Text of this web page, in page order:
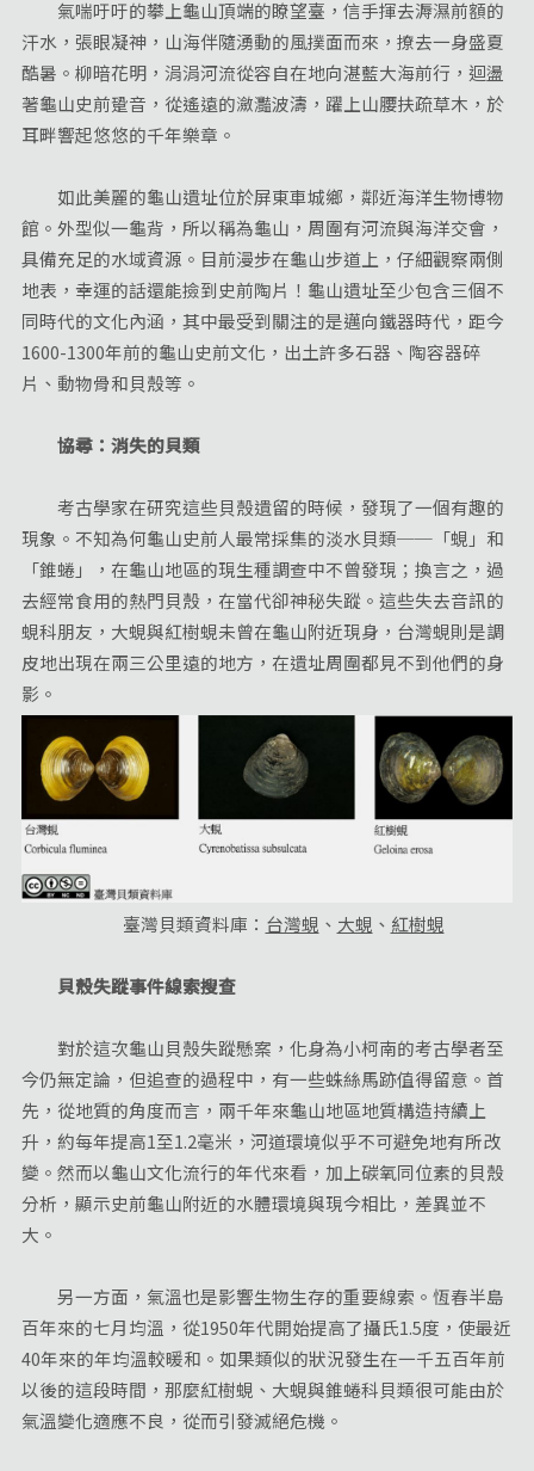
氣喘吁吁的攀上龜山頂端的瞭望臺，信手揮去溽濕前額的
汗水，張眼凝神，山海伴隨湧動的風撲面而來，撩去一身盛夏
酷暑。柳暗花明，涓涓河流從容自在地向湛藍大海前行，迴盪
著龜山史前跫音，從遙遠的瀲灩波濤，躍上山腰扶疏草木，於
耳畔響起悠悠的千年樂章。
如此美麗的龜山遺址位於屏東車城鄉，鄰近海洋生物博物
館。外型似一龜背，所以稱為龜山，周圍有河流與海洋交會，
具備充足的水域資源。目前漫步在龜山步道上，仔細觀察兩側
地表，幸運的話還能撿到史前陶片！龜山遺址至少包含三個不
同時代的文化內涵，其中最受到關注的是邁向鐵器時代，距今
1600-1300年前的龜山史前文化，出土許多石器、陶容器碎
片、動物骨和貝殼等。
協尋：消失的貝類
考古學家在研究這些貝殼遺留的時候，發現了一個有趣的
現象。不知為何龜山史前人最常採集的淡水貝類──「蜆」和
「錐蜷」，在龜山地區的現生種調查中不曾發現；換言之，過
去經常食用的熱門貝殼，在當代卻神秘失蹤。這些失去音訊的
蜆科朋友，大蜆與紅樹蜆未曾在龜山附近現身，台灣蜆則是調
皮地出現在兩三公里遠的地方，在遺址周圍都見不到他們的身
影。
臺灣貝類資料庫： 台灣蜆 、 大蜆 、 紅樹蜆
貝殼失蹤事件線索搜查
對於這次龜山貝殼失蹤懸案，化身為小柯南的考古學者至
今仍無定論，但追查的過程中，有一些蛛絲馬跡值得留意。首
先，從地質的角度而言，兩千年來龜山地區地質構造持續上
升，約每年提高1至1.2毫米，河道環境似乎不可避免地有所改
變。然而以龜山文化流行的年代來看，加上碳氧同位素的貝殼
分析，顯示史前龜山附近的水體環境與現今相比，差異並不
大。
另一方面，氣溫也是影響生物生存的重要線索。恆春半島
百年來的七月均溫，從1950年代開始提高了攝氏1.5度，使最近
40年來的年均溫較暖和。如果類似的狀況發生在一千五百年前
以後的這段時間，那麼紅樹蜆、大蜆與錐蜷科貝類很可能由於
氣溫變化適應不良，從而引發滅絕危機。